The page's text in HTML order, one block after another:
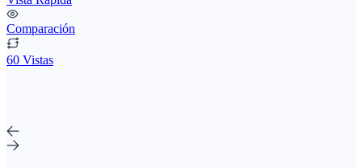
Comparación
60 Vistas